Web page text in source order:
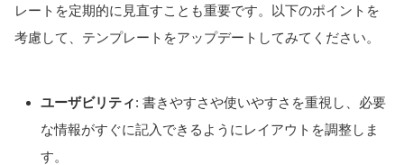
レートを定期的に見直すことも重要です。以下のポイントを
考慮して、テンプレートをアップデートしてみてください。
ユーザビリティ: 書きやすさや使いやすさを重視し、必要
な情報がすぐに記入できるようにレイアウトを調整しま
す。